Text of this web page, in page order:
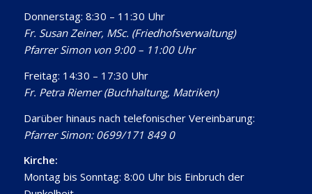
Donnerstag: 8:30 – 11:30 Uhr
Fr. Susan Zeiner, MSc. (Friedhofsverwaltung)
Pfarrer Simon von 9:00 – 11:00 Uhr
Freitag: 14:30 – 17:30 Uhr
Fr. Petra Riemer (Buchhaltung, Matriken)
Darüber hinaus nach telefonischer Vereinbarung:
Pfarrer Simon: 0699/171 849 0
Kirche:
Montag bis Sonntag: 8:00 Uhr bis Einbruch der